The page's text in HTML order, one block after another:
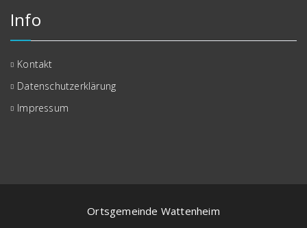
Info
Kontakt
Datenschutzerklärung
Impressum
Ortsgemeinde Wattenheim